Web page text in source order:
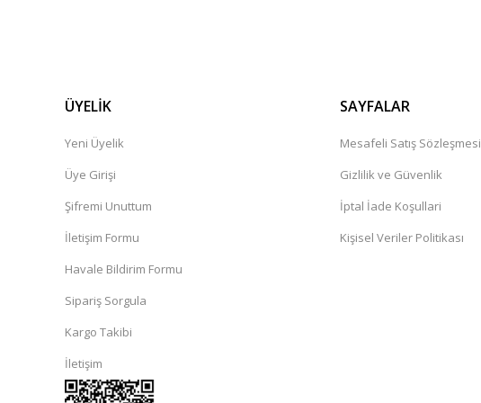
ÜYELİK
Yeni Üyelik
Üye Girişi
Şifremi Unuttum
İletişim Formu
Havale Bildirim Formu
Sipariş Sorgula
Kargo Takibi
İletişim
SAYFALAR
Mesafeli Satış Sözleşmesi
Gizlilik ve Güvenlik
İptal İade Koşullari
Kişisel Veriler Politikası